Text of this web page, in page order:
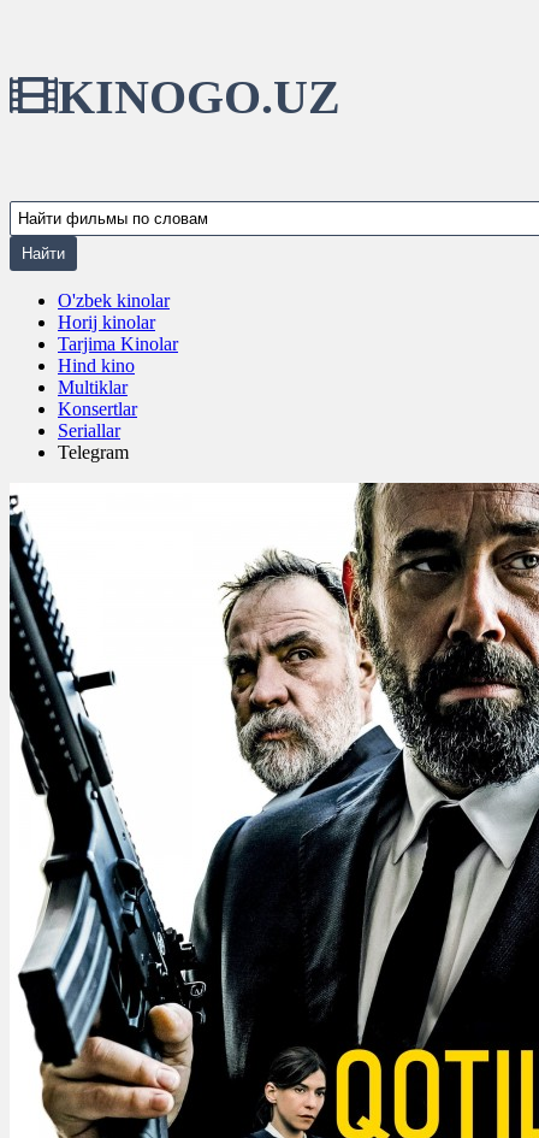
KINOGO.UZ
O'zbek kinolar
Horij kinolar
Tarjima Kinolar
Hind kino
Multiklar
Konsertlar
Seriallar
Telegram